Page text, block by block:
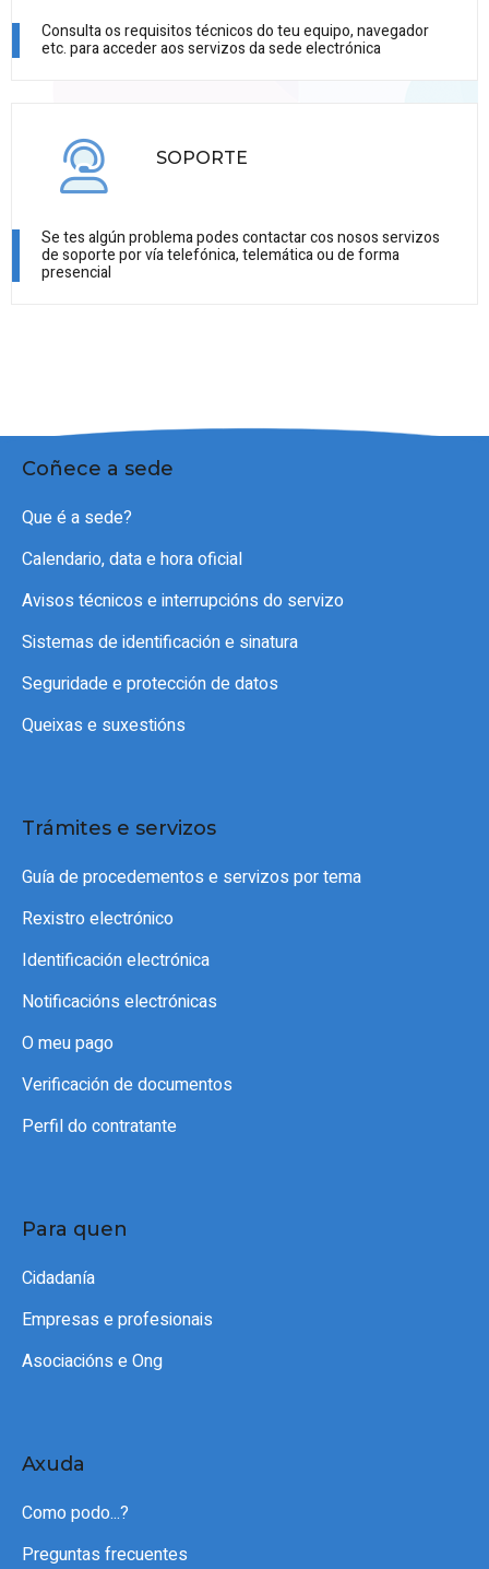
Consulta os requisitos técnicos do teu equipo, navegador
etc. para acceder aos servizos da sede electrónica
SOPORTE
Se tes algún problema podes contactar cos nosos servizos
de soporte por vía telefónica, telemática ou de forma
presencial
Coñece a sede
Que é a sede?
Calendario, data e hora oficial
Avisos técnicos e interrupcións do servizo
Sistemas de identificación e sinatura
Seguridade e protección de datos
Queixas e suxestións
Trámites e servizos
Guía de procedementos e servizos por tema
Rexistro electrónico
Identificación electrónica
Notificacións electrónicas
O meu pago
Verificación de documentos
Perfil do contratante
Para quen
Cidadanía
Empresas e profesionais
Asociacións e Ong
Axuda
Como podo...?
Preguntas frecuentes